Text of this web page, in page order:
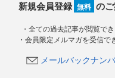
新規会員登録 無料 の
・全ての過去記事が閲覧で
・会員限定メルマガを受信で
メールバックナン